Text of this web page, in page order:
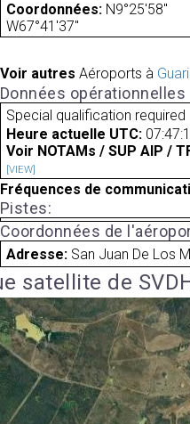
Coordonnées: N9°25'58"
W67°41'37"
Voir autres Aéroports à
Données opérationnelles
Special qualification required
Heure actuelle UTC:
Voir NOTAMs / SUP AIP /
[VIEW]
Fréquences de
Pistes:
Coordonnées de
Adresse: San Juan De Los
satellite de